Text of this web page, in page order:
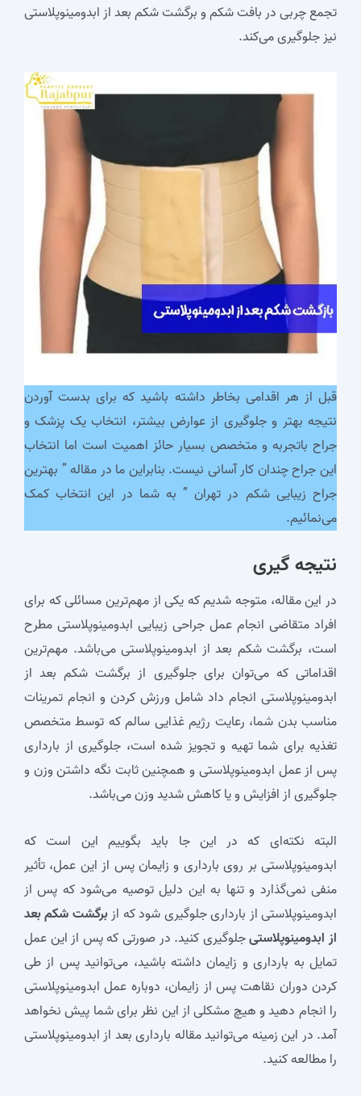
تجمع چربی در بافت شکم و برگشت شکم بعد از ابدومینوپلاستی
نیز جلوگیری می‌کند.
قبل از هر اقدامی بخاطر داشته باشید که برای بدست آوردن
نتیجه بهتر و جلوگیری از عوارض بیشتر، انتخاب یک پزشک و
جراح باتجربه و متخصص بسیار حائز اهمیت است اما انتخاب
این جراح چندان کار آسانی نیست. بنابراین ما در مقاله ” بهترین
جراح زیبایی شکم در تهران ” به شما در این انتخاب کمک
می‌نمائیم.
نتیجه گیری
در این مقاله، متوجه شدیم که یکی از مهم‌ترین مسائلی که برای
افراد متقاضی انجام عمل جراحی زیبایی ابدومینوپلاستی مطرح
است، برگشت شکم بعد از ابدومینوپلاستی می‌باشد. مهم‌ترین
اقداماتی که می‌توان برای جلوگیری از برگشت شکم بعد از
ابدومینوپلاستی انجام داد شامل ورزش کردن و انجام تمرینات
مناسب بدن شما، رعایت رژیم غذایی سالم که توسط متخصص
تغذیه برای شما تهیه و تجویز شده است، جلوگیری از بارداری
پس از عمل ابدومینوپلاستی و همچنین ثابت نگه داشتن وزن و
جلوگیری از افزایش و یا کاهش شدید وزن می‌باشد.
البته نکته‌ای که در این جا باید بگوییم این است که
ابدومینوپلاستی بر روی بارداری و زایمان پس از این عمل، تأثیر
منفی نمی‌گذارد و تنها به این دلیل توصیه می‌شود که پس از
ابدومینوپلاستی از بارداری جلوگیری شود که ازبرگشت شکم بعد
از ابدومینوپلاستیجلوگیری کنید. در صورتی که پس از این عمل
تمایل به بارداری و زایمان داشته باشید، می‌توانید پس از طی
کردن دوران نقاهت پس از زایمان، دوباره عمل ابدومینوپلاستی
را انجام دهید و هیچ مشکلی از این نظر برای شما پیش نخواهد
آمد. در این زمینه می‌توانید مقاله بارداری بعد از ابدومینوپلاستی
را مطالعه کنید.